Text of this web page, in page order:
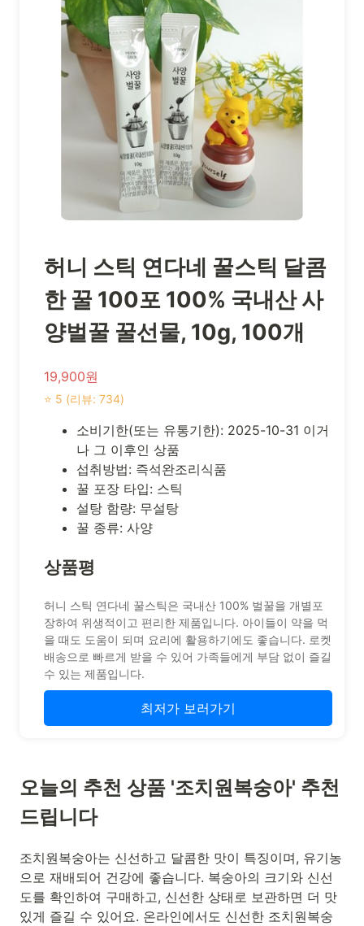
허니 스틱 연다네 꿀스틱 달콤
한 꿀 100포 100% 국내산 사
양벌꿀 꿀선물, 10g, 100개
19,900원
⭐ 5 (리뷰: 734)
소비기한(또는 유통기한): 2025-10-31 이거
나 그 이후인 상품
섭취방법: 즉석완조리식품
꿀 포장 타입: 스틱
설탕 함량: 무설탕
꿀 종류: 사양
상품평
허니 스틱 연다네 꿀스틱은 국내산 100% 벌꿀을 개별포
장하여 위생적이고 편리한 제품입니다. 아이들이 약을 먹
을 때도 도움이 되며 요리에 활용하기에도 좋습니다. 로켓
배송으로 빠르게 받을 수 있어 가족들에게 부담 없이 즐길
수 있는 제품입니다.
최저가 보러가기
오늘의 추천 상품 '조치원복숭아' 추천
드립니다
조치원복숭아는 신선하고 달콤한 맛이 특징이며, 유기농
으로 재배되어 건강에 좋습니다. 복숭아의 크기와 신선
도를 확인하여 구매하고, 신선한 상태로 보관하면 더 맛
있게 즐길 수 있어요. 온라인에서도 신선한 조치원복숭